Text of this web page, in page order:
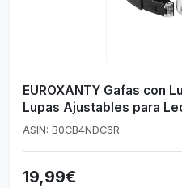
EUROXANTY Gafas con
Lupas Ajustables para
ASIN: B0CB4NDC6R
19,99€